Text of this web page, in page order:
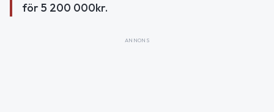
för 5 200 000kr.
ANNONS